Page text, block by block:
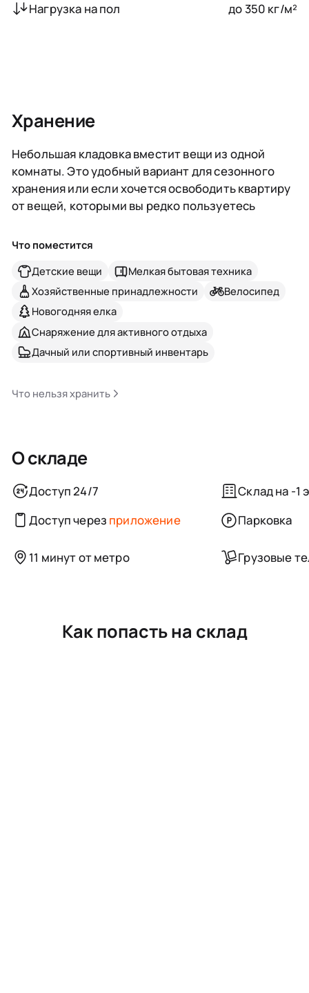
Нагрузка на пол
до 350 кг/м²
Хранение
Небольшая кладовка вместит вещи из одной
комнаты. Это удобный вариант для сезонного
хранения или если хочется освободить квартиру
от вещей, которыми вы редко пользуетесь
Что поместится
Детские вещи
Мелкая бытовая техника
Хозяйственные принадлежности
Велосипед
Новогодняя елка
Снаряжение для активного отдыха
Дачный или спортивный инвентарь
Что нельзя хранить
О складе
Доступ 24/7
Склад на -1
Доступ через приложение Парковка
11 минут от метро Грузовые
Как попасть на склад